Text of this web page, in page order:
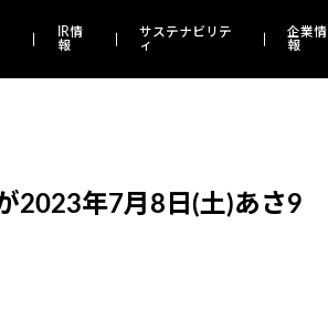
IR情
報
サステナビリテ
ィ
企業情
報
2023年7月8日(土)あさ9